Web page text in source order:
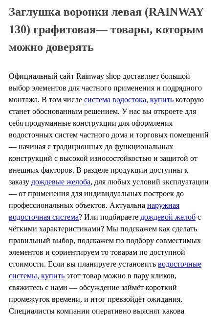
Заглушка воронки левая (RAINWAY
130) графитовая— товары, которым
можно доверять
Официальный сайт Rainway shop доставляет большой
выбор элементов для частного применения и подрядного
монтажа. В том числе система водостока, купить которую
станет обоснованным решением. У нас вы откроете для
себя продуманные конструкции для оформления
водосточных систем частного дома и торговых помещений
— начиная с традиционных до функциональных
конструкций с высокой износостойкостью и защитой от
внешних факторов. В разделе продукции доступны к
заказу дождевые желоба, для любых условий эксплуатации
— от применения для индивидуальных построек до
профессиональных объектов. Актуальна наружная
водосточная система? Или подбираете дождевой желоб с
чёткими характеристиками? Мы подскажем как сделать
правильный выбор, подскажем по подбору совместимых
элементов и сориентируем то товарам по доступной
стоимости. Если вы планируете установить водосточные
системы, купить этот товар можно в пару кликов,
свяжитесь с нами — обсуждение займёт короткий
промежуток времени, и итог превзойдёт ожидания.
Специалисты компании оперативно выяснят какова